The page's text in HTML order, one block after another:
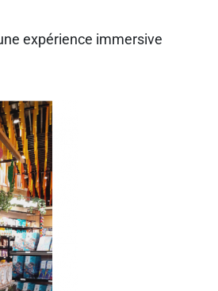
expérience immersive